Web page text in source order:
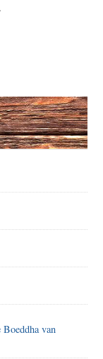
van